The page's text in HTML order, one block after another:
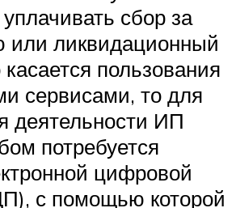
сбор за
или ликвидационный
пользования
сервисами, то для
деятельности ИП
потребуется
цифровой
с помощью которой